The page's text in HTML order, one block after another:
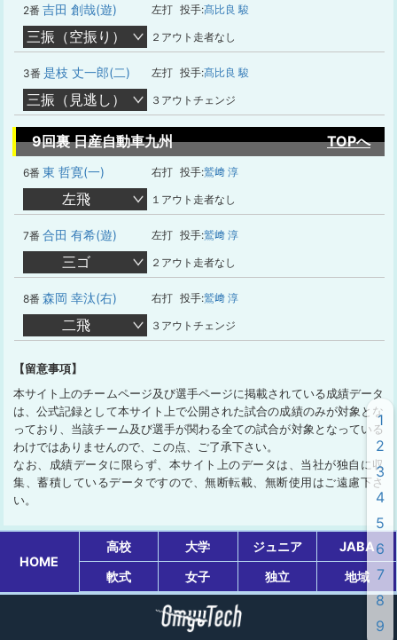
2番 吉田 創哉(遊) 左打 投手:髙比良 駿
三振（空振り） ２アウト走者なし
3番 是枝 丈一郎(二) 左打 投手:髙比良 駿
三振（見逃し） ３アウトチェンジ
9回裏 日産自動車九州 TOPへ
6番 東 哲寛(一) 右打 投手:鷲﨑 淳
左飛 １アウト走者なし
7番 合田 有希(遊) 左打 投手:鷲﨑 淳
三ゴ ２アウト走者なし
8番 森岡 幸汰(右) 右打 投手:鷲﨑 淳
二飛 ３アウトチェンジ
【留意事項】
本サイト上のチームページ及び選手ページに掲載されている成績データ
は、公式記録として本サイト上で公開された試合の成績のみが対象とな
っており、当該チーム及び選手が関わる全ての試合が対象となっている
わけではありませんので、この点、ご了承下さい。
なお、成績データに限らず、本サイト上のデータは、当社が独自に収
集、蓄積しているデータですので、無断転載、無断使用はご遠慮下さ
い。
HOME
高校 大学 ジュニア
JABA
軟式
女子 独立 地域
1
2
3
4
5
6
7
8
9